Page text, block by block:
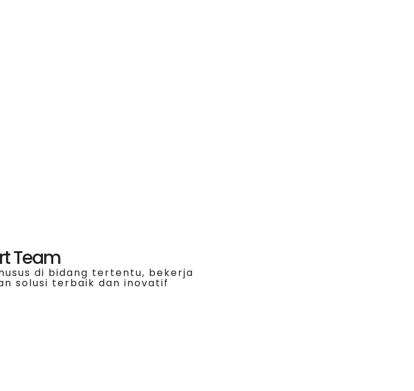
Team
di bidang tertentu, bekerja
solusi terbaik dan inovatif